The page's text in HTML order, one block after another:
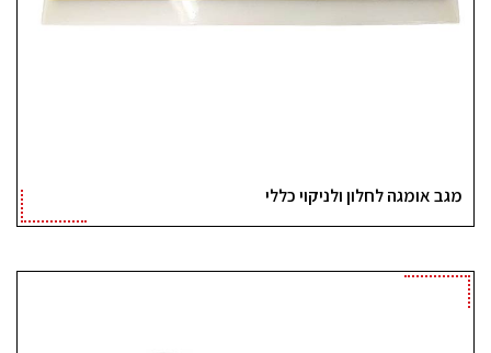
מגב אומגה לחלון ולניקוי כללי